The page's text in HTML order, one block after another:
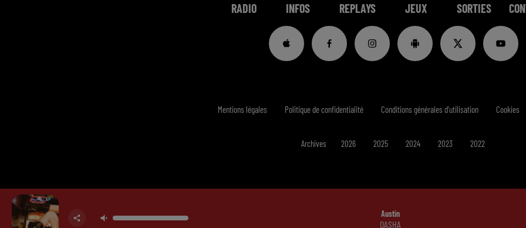
RADIO INFOS REPLAYS JEUX SORTIES
Austin
DASHA
Mentions légales Politique de confidentialité Conditions générales d'utilisation Cookies
Archives 2026 2025 2024 2023 2022